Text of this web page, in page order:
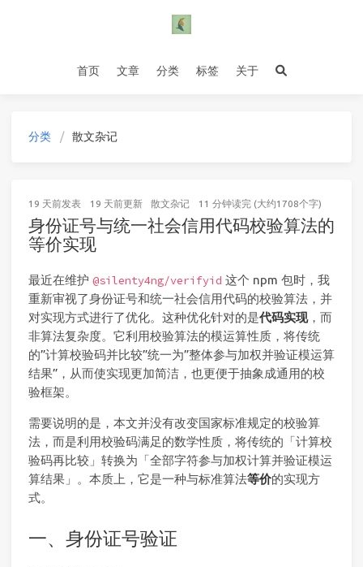
首页 文章 分类 标签 关于
分类 散文杂记
19 天前发表 19 天前更新 散文杂记 11 分钟读完 (大约1708个字)
身份证号与统一社会信用代码校验算法的
等价实现
最近在维护 @silenty4ng/verifyid 这个 npm 包时，我
重新审视了身份证号和统一社会信用代码的校验算法，并
对实现方式进行了优化。这种优化针对的是代码实现，而
非算法复杂度。它利用校验算法的模运算性质，将传统
的”计算校验码并比较”统一为”整体参与加权并验证模运算
结果”，从而使实现更加简洁，也更便于抽象成通用的校
验框架。
需要说明的是，本文并没有改变国家标准规定的校验算
法，而是利用校验码满足的数学性质，将传统的「计算校
验码再比较」转换为「全部字符参与加权计算并验证模运
算结果」。本质上，它是一种与标准算法等价的实现方
式。
一、身份证号验证